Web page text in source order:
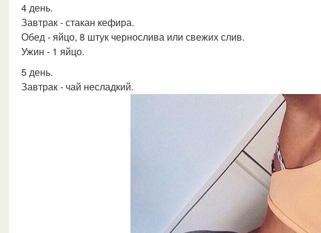
4 день.
Завтрак - стакан кефира.
Обед - яйцо, 8 штук чернослива или свежих слив.
Ужин - 1 яйцо.
5 день.
Завтрак - чай несладкий.